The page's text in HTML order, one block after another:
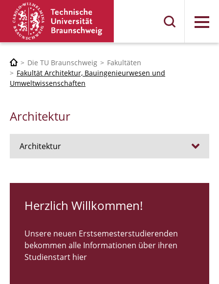
Menü
Die TU Braunschweig
Fakultäten
Fakultät Architektur, Bauingenieurwesen und
Umweltwissenschaften
Architektur
Architektur
RUNDGANG 26
Bachelor Architektur
Herzlich Willkommen!
Unsere neuen Erstsemesterstudierenden
bekommen alle Informationen über ihren
Studienstart hier